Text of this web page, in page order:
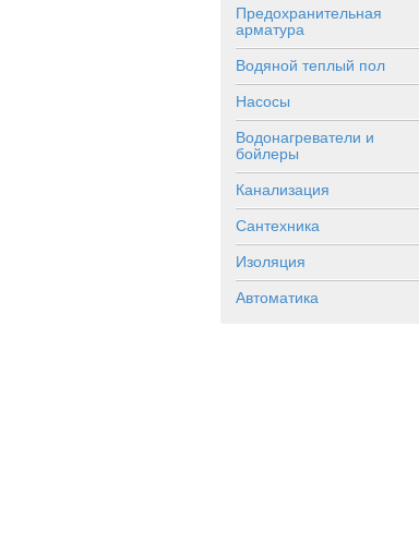
Предохранительная
арматура
Водяной теплый пол
Насосы
Водонагреватели и
бойлеры
Канализация
Сантехника
Изоляция
Автоматика